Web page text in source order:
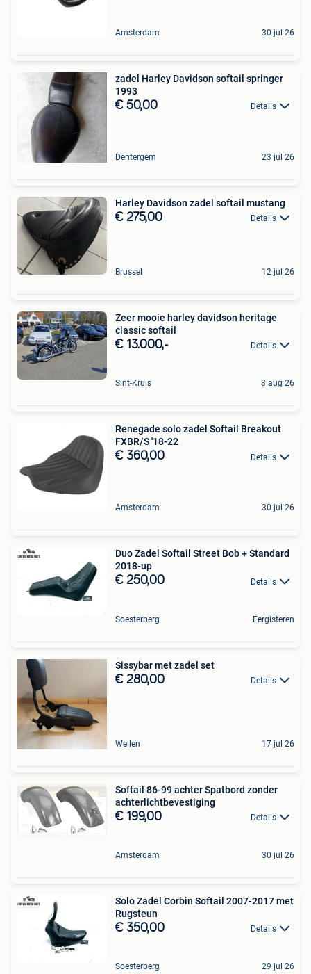
Amsterdam 30 jul 26
zadel Harley Davidson softail springer
1993
€ 50,00 Details
Dentergem 23 jul 26
Harley Davidson zadel softail mustang
€ 275,00 Details
Brussel 12 jul 26
Zeer mooie harley davidson heritage
classic softail
€ 13.000,- Details
Sint-Kruis 3 aug 26
Renegade solo zadel Softail Breakout
FXBR/S '18-22
€ 360,00 Details
Amsterdam 30 jul 26
Duo Zadel Softail Street Bob + Standard
2018-up
€ 250,00 Details
Soesterberg Eergisteren
Sissybar met zadel set
€ 280,00 Details
Wellen 17 jul 26
Softail 86-99 achter Spatbord zonder
achterlichtbevestiging
€ 199,00 Details
Amsterdam 30 jul 26
Solo Zadel Corbin Softail 2007-2017 met
Rugsteun
€ 350,00 Details
Soesterberg 29 jul 26